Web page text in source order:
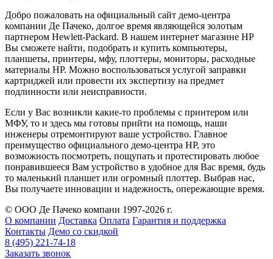
Добро пожаловать на официальный сайт демо-центра
компании Де Пачеко, долгое время являющейся золотым
партнером Hewlett-Packard. В нашем интернет магазине HP
Вы сможете найти, подобрать и купить компьютеры,
планшеты, принтеры, мфу, плоттеры, мониторы, расходные
материалы HP. Можно воспользоваться услугой заправки
картриджей или провести их экспертизу на предмет
подлинности или неисправности.
Если у Вас возникли какие-то проблемы с принтером или
МФУ, то и здесь мы готовы прийти на помощь, наши
инженеры отремонтируют ваше устройство. Главное
преимущество официального демо-центра HP, это
возможность посмотреть, пощупать и протестировать любое
понравившееся Вам устройство в удобное для Вас время, будь
то маленький планшет или огромный плоттер. Выбрав нас,
Вы получаете инновации и надежность, опережающие время.
© ООО Де Пачеко компани 1997-2026 г.
О компании Доставка Оплата Гарантия и поддержка
Контакты Демо со скидкой
8 (495) 221-74-18
Заказать звонок